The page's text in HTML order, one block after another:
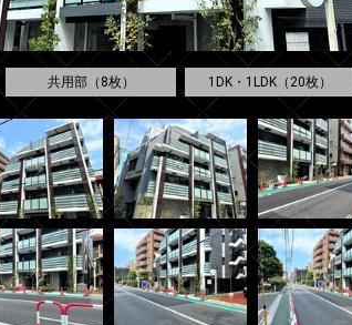
共用部（8枚） 1DK・1LDK（20枚）